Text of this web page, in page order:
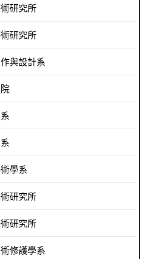
研究所
研究所
與設計系
學系
研究所
研究所
修護學系